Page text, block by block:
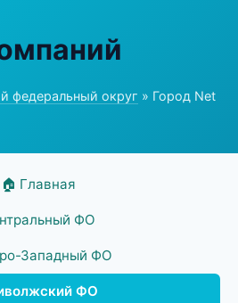
федеральный округ » Город Net
🏠 Главная
ФО
Западный ФО
ФО